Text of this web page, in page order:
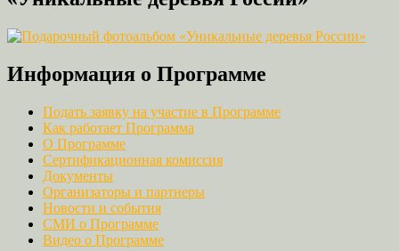
Информация о Программе
Подать заявку на участие в Программе
Как работает Программа
О Программе
Сертификационная комиссия
Документы
Организаторы и партнеры
Новости и события
СМИ о Программе
Видео о Программе